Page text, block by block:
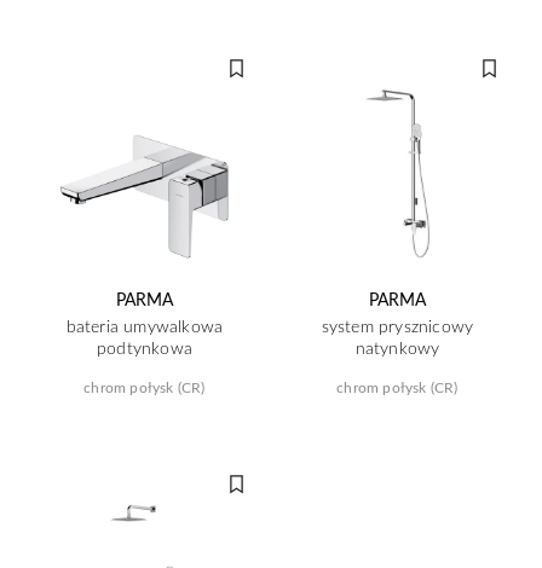
PARMA
bateria umywalkowa
podtynkowa
chrom połysk (CR)
PARMA
system prysznicowy
natynkowy
chrom połysk (CR)